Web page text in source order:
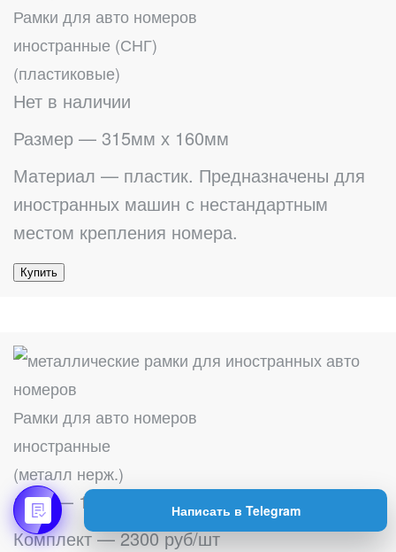
Написать в Telegram
Рамки для авто номеров
иностранные (СНГ)
(пластиковые)
Нет в наличии
Размер — 315мм х 160мм
Материал — пластик. Предназначены для
иностранных машин с нестандартным
местом крепления номера.
Купить
Рамки для авто номеров
иностранные
(металл нерж.)
1 шт — 1200 руб/шт
Комплект — 2300 руб/шт